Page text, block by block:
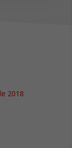
2018